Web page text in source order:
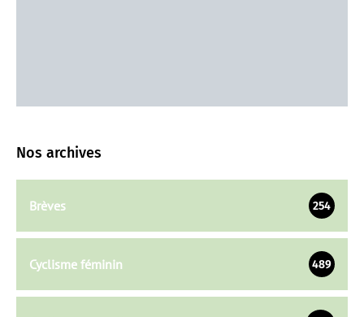
Nos archives
Brèves 254
Cyclisme féminin 489